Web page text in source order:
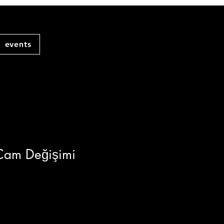
events
Değişimi